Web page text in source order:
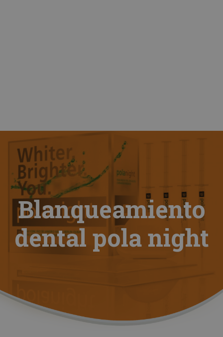
Blanqueamiento
dental pola night